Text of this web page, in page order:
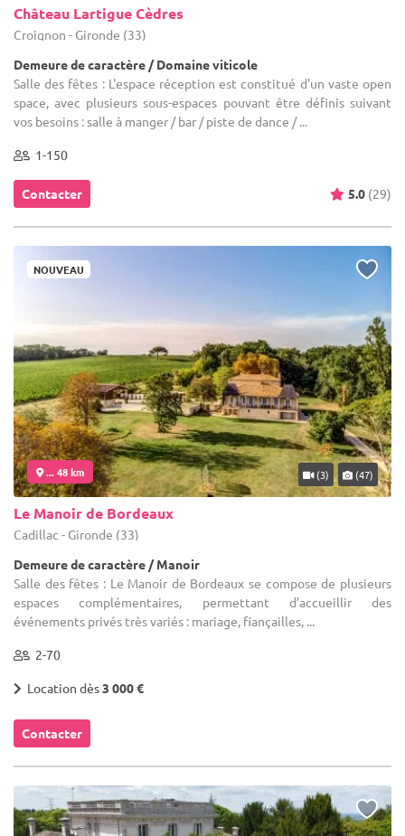
Château Lartigue Cèdres
Croignon - Gironde (33)
Demeure de caractère / Domaine viticole
Salle des fêtes : L'espace réception est constitué d'un vaste open
space, avec plusieurs sous-espaces pouvant être définis suivant
vos besoins : salle à manger / bar / piste de dance / ...
1-150
Contacter 5.0 (29)
NOUVEAU
... 48 km (3) (47)
Le Manoir de Bordeaux
Cadillac - Gironde (33)
Demeure de caractère / Manoir
Salle des fêtes : Le Manoir de Bordeaux se compose de plusieurs
espaces complémentaires, permettant d’accueillir des
événements privés très variés : mariage, fiançailles, ...
2-70
Location dès3 000 €
Contacter